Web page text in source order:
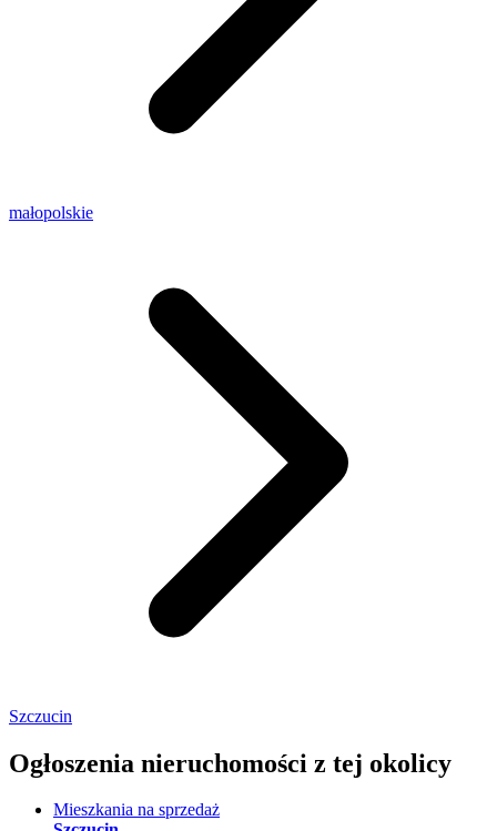
małopolskie
Szczucin
Ogłoszenia nieruchomości z tej okolicy
Mieszkania na sprzedaż